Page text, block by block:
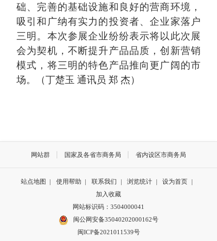
础、完善的基础设施和良好的营商环境，
吸引和广纳有实力的投资者、企业家落户
三明。本次参展企业纷纷表示将以此次展
会为契机，不断提升产品品质，创新营销
模式，将三明的特色产品推向更广阔的市
场。（丁楚玉 通讯员 郑 杰）
网站群 国家及各省市商务局 省内设区市商务局
站点地图 | 使用帮助 | 联系我们 | 浏览统计 | 设为首页 |
加入收藏
网站标识码：3504000041
闽公网安备35040202000162号
闽ICP备2021011539号